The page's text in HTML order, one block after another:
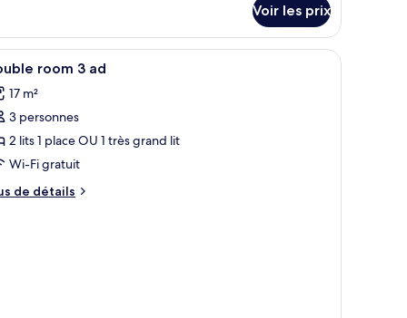
Voir les prix
Coffres-forts dans les chambres, bureau
5 room 3 ad
17 m²
3 personnes
2 lits 1 place OU 1 très grand lit
Wi-Fi gratuit
de détails